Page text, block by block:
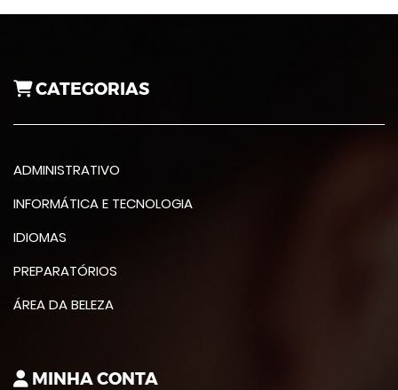
CATEGORIAS
ADMINISTRATIVO
INFORMÁTICA E TECNOLOGIA
IDIOMAS
PREPARATÓRIOS
ÁREA DA BELEZA
MINHA CONTA